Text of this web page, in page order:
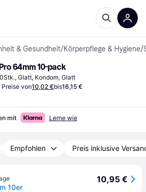
& Gesundheit/Körperpflege & Hygiene/
64mm 10-pack
Glatt, Kondom, Glatt
von10,02 €bis16,15 €
mit Lerne wie
Empfohlen Preis inklusive
10er
10,95 €